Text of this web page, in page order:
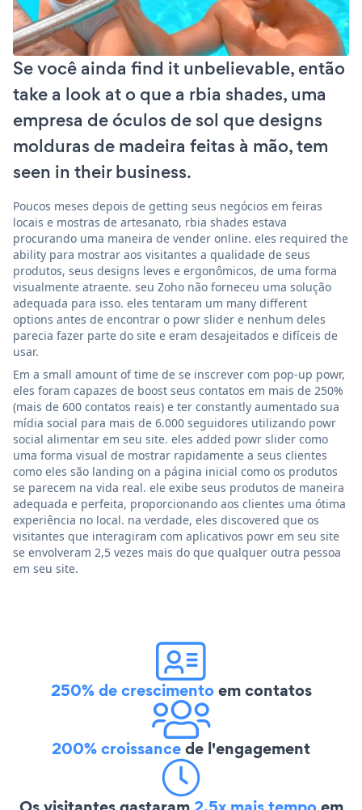
Se você ainda find it unbelievable, então
take a look at o que a rbia shades, uma
empresa de óculos de sol que designs
molduras de madeira feitas à mão, tem
seen in their business.
Poucos meses depois de getting seus negócios em feiras
locais e mostras de artesanato, rbia shades estava
procurando uma maneira de vender online. eles required the
ability para mostrar aos visitantes a qualidade de seus
produtos, seus designs leves e ergonômicos, de uma forma
visualmente atraente. seu Zoho não forneceu uma solução
adequada para isso. eles tentaram um many different
options antes de encontrar o powr slider e nenhum deles
parecia fazer parte do site e eram desajeitados e difíceis de
usar.
Em a small amount of time de se inscrever com pop-up powr,
eles foram capazes de boost seus contatos em mais de 250%
(mais de 600 contatos reais) e ter constantly aumentado sua
mídia social para mais de 6.000 seguidores utilizando powr
social alimentar em seu site. eles added powr slider como
uma forma visual de mostrar rapidamente a seus clientes
como eles são landing on a página inicial como os produtos
se parecem na vida real. ele exibe seus produtos de maneira
adequada e perfeita, proporcionando aos clientes uma ótima
experiência no local. na verdade, eles discovered que os
visitantes que interagiram com aplicativos powr em seu site
se envolveram 2,5 vezes mais do que qualquer outra pessoa
em seu site.
250% de crescimentoem contatos
200% croissancede l'engagement